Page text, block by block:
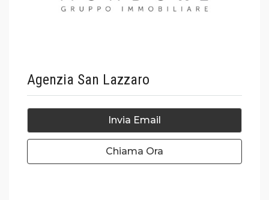
Agenzia San Lazzaro
Invia Email
Chiama Ora